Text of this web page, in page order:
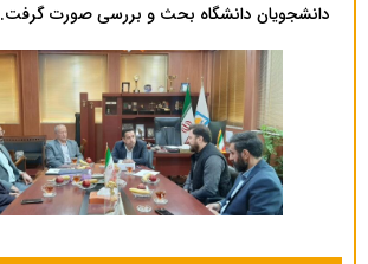
دانشجویان دانشگاه بحث و بررسی صورت گرفت.